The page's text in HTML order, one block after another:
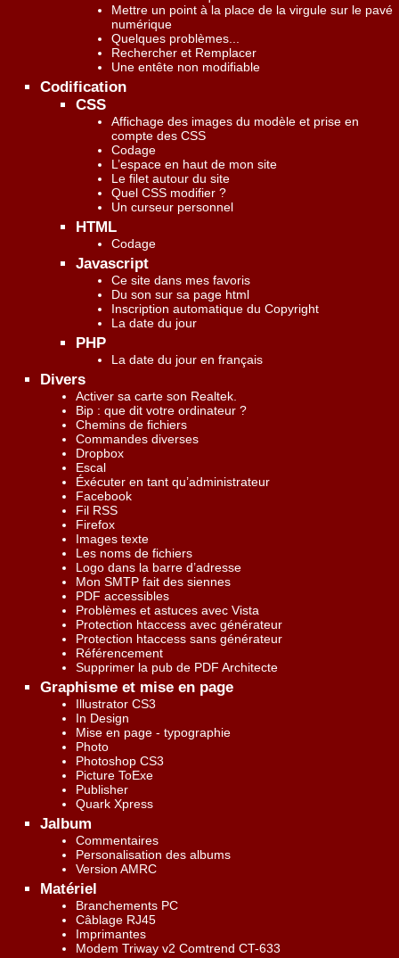
Mettre un point à la place de la virgule sur le pavé
numérique
Quelques problèmes...
Rechercher et Remplacer
Une entête non modifiable
Codification
CSS
Affichage des images du modèle et prise en
compte des CSS
Codage
L’espace en haut de mon site
Le filet autour du site
Quel CSS modifier ?
Un curseur personnel
HTML
Codage
Javascript
Ce site dans mes favoris
Du son sur sa page html
Inscription automatique du Copyright
La date du jour
PHP
La date du jour en français
Divers
Activer sa carte son Realtek.
Bip : que dit votre ordinateur ?
Chemins de fichiers
Commandes diverses
Dropbox
Escal
Éxécuter en tant qu’administrateur
Facebook
Fil RSS
Firefox
Images texte
Les noms de fichiers
Logo dans la barre d’adresse
Mon SMTP fait des siennes
PDF accessibles
Problèmes et astuces avec Vista
Protection htaccess avec générateur
Protection htaccess sans générateur
Référencement
Supprimer la pub de PDF Architecte
Graphisme et mise en page
Illustrator CS3
In Design
Mise en page - typographie
Photo
Photoshop CS3
Picture ToExe
Publisher
Quark Xpress
Jalbum
Commentaires
Personalisation des albums
Version AMRC
Matériel
Branchements PC
Câblage RJ45
Imprimantes
Modem Triway v2 Comtrend CT-633